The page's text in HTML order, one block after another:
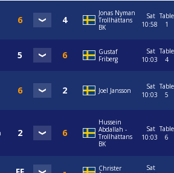
Jonas Nyman
Trollhättans
BK
Sat
10:58
Table
1
Gustaf
Friberg
Sat
10:03
Table
4
Joel Jansson
Sat
10:03
Table
5
Hussein
Abdallah -
Trollhättans
BK
Sat
10:03
Table
6
Christer
Sat